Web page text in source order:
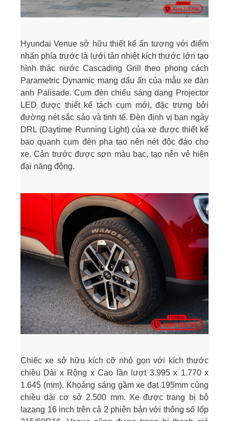
Hyundai Venue sở hữu thiết kế ấn tượng với điểm
nhấn phía trước là lưới tản nhiệt kích thước lớn tạo
hình thác nước Cascading Grill theo phong cách
Parametric Dynamic mang dấu ấn của mẫu xe đàn
anh Palisade. Cụm đèn chiếu sáng dạng Projector
LED được thiết kế tách cụm mới, đặc trưng bởi
đường nét sắc sảo và tinh tế. Đèn định vị ban ngày
DRL (Daytime Running Light) của xe được thiết kế
bao quanh cụm đèn pha tạo nên nét độc đáo cho
xe. Cản trước được sơn màu bạc, tạo nên vẻ hiện
đại năng động.
Chiếc xe sở hữu kích cỡ nhỏ gọn với kích thước
chiều Dài x Rộng x Cao lần lượt 3.995 x 1.770 x
1.645 (mm). Khoảng sáng gầm xe đạt 195mm cùng
chiều dài cơ sở 2.500 mm. Xe được trang bị bộ
lazang 16 inch trên cả 2 phiên bản với thông số lốp